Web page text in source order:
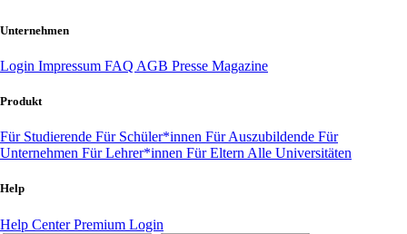
Unternehmen
Login Impressum FAQ AGB Presse Magazine
Produkt
Für Studierende Für Schüler*innen Für Auszubildende Für
Unternehmen Für Lehrer*innen Für Eltern Alle Universitäten
Help
Help CenterPremium Login